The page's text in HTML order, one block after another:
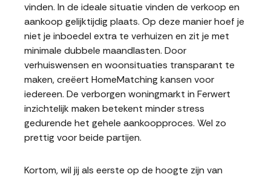
vinden. In de ideale situatie vinden de verkoop en
aankoop gelijktijdig plaats. Op deze manier hoef je
niet je inboedel extra te verhuizen en zit je met
minimale dubbele maandlasten. Door
verhuiswensen en woonsituaties transparant te
maken, creëert HomeMatching kansen voor
iedereen. De verborgen woningmarkt in Ferwert
inzichtelijk maken betekent minder stress
gedurende het gehele aankoopproces. Wel zo
prettig voor beide partijen.
Kortom, wil jij als eerste op de hoogte zijn van